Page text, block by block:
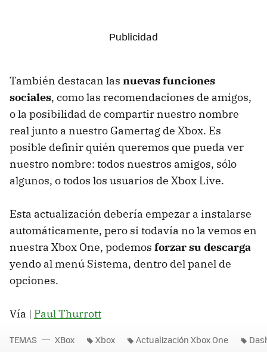
También destacan las nuevas funciones
sociales, como las recomendaciones de amigos,
o la posibilidad de compartir nuestro nombre
real junto a nuestro Gamertag de Xbox. Es
posible definir quién queremos que pueda ver
nuestro nombre: todos nuestros amigos, sólo
algunos, o todos los usuarios de Xbox Live.
Esta actualización debería empezar a instalarse
automáticamente, pero si todavía no la vemos en
nuestra Xbox One, podemos forzar su descarga
yendo al menú Sistema, dentro del panel de
opciones.
Vía | Paul Thurrott
TEMAS XBox Xbox Actualización Xbox One